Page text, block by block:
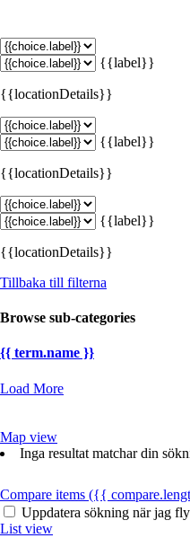
{{label}}
{{locationDetails}}
{{label}}
{{locationDetails}}
{{label}}
{{locationDetails}}
Tillbaka till filterna
Browse sub-categories
{{ term.name }}
Load More
Map view
Inga resultat matchar din
Compare items ({{
Uppdatera sökning när jag
List view